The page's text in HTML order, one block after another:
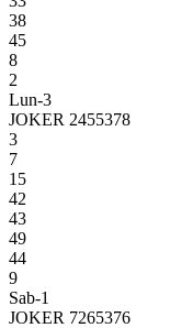
38
45
8
2
Lun-3
JOKER 2455378
3
7
15
42
43
49
44
9
Sab-1
JOKER 7265376